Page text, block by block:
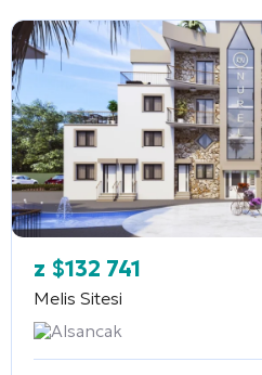
z $132 741
Melis Sitesi
Alsancak